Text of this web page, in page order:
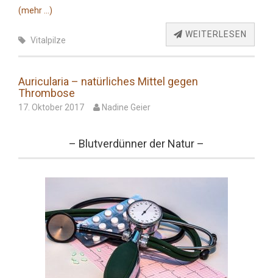
(mehr …)
WEITERLESEN
Vitalpilze
Auricularia – natürliches Mittel gegen
Thrombose
17. Oktober 2017 Nadine Geier
– Blutverdünner der Natur –